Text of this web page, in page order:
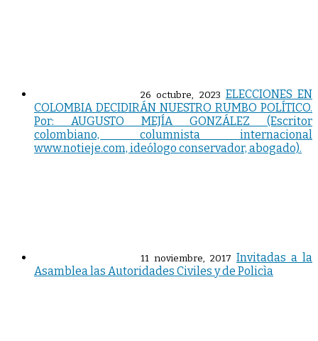
26 octubre, 2023 ELECCIONES EN
COLOMBIA DECIDIRÁN NUESTRO RUMBO POLÍTICO.
Por: AUGUSTO MEJÍA GONZÁLEZ (Escritor
colombiano, columnista internacional
www.notieje.com, ideólogo conservador, abogado).
11 noviembre, 2017 Invitadas a la
Asamblea las Autoridades Civiles y de Policìa